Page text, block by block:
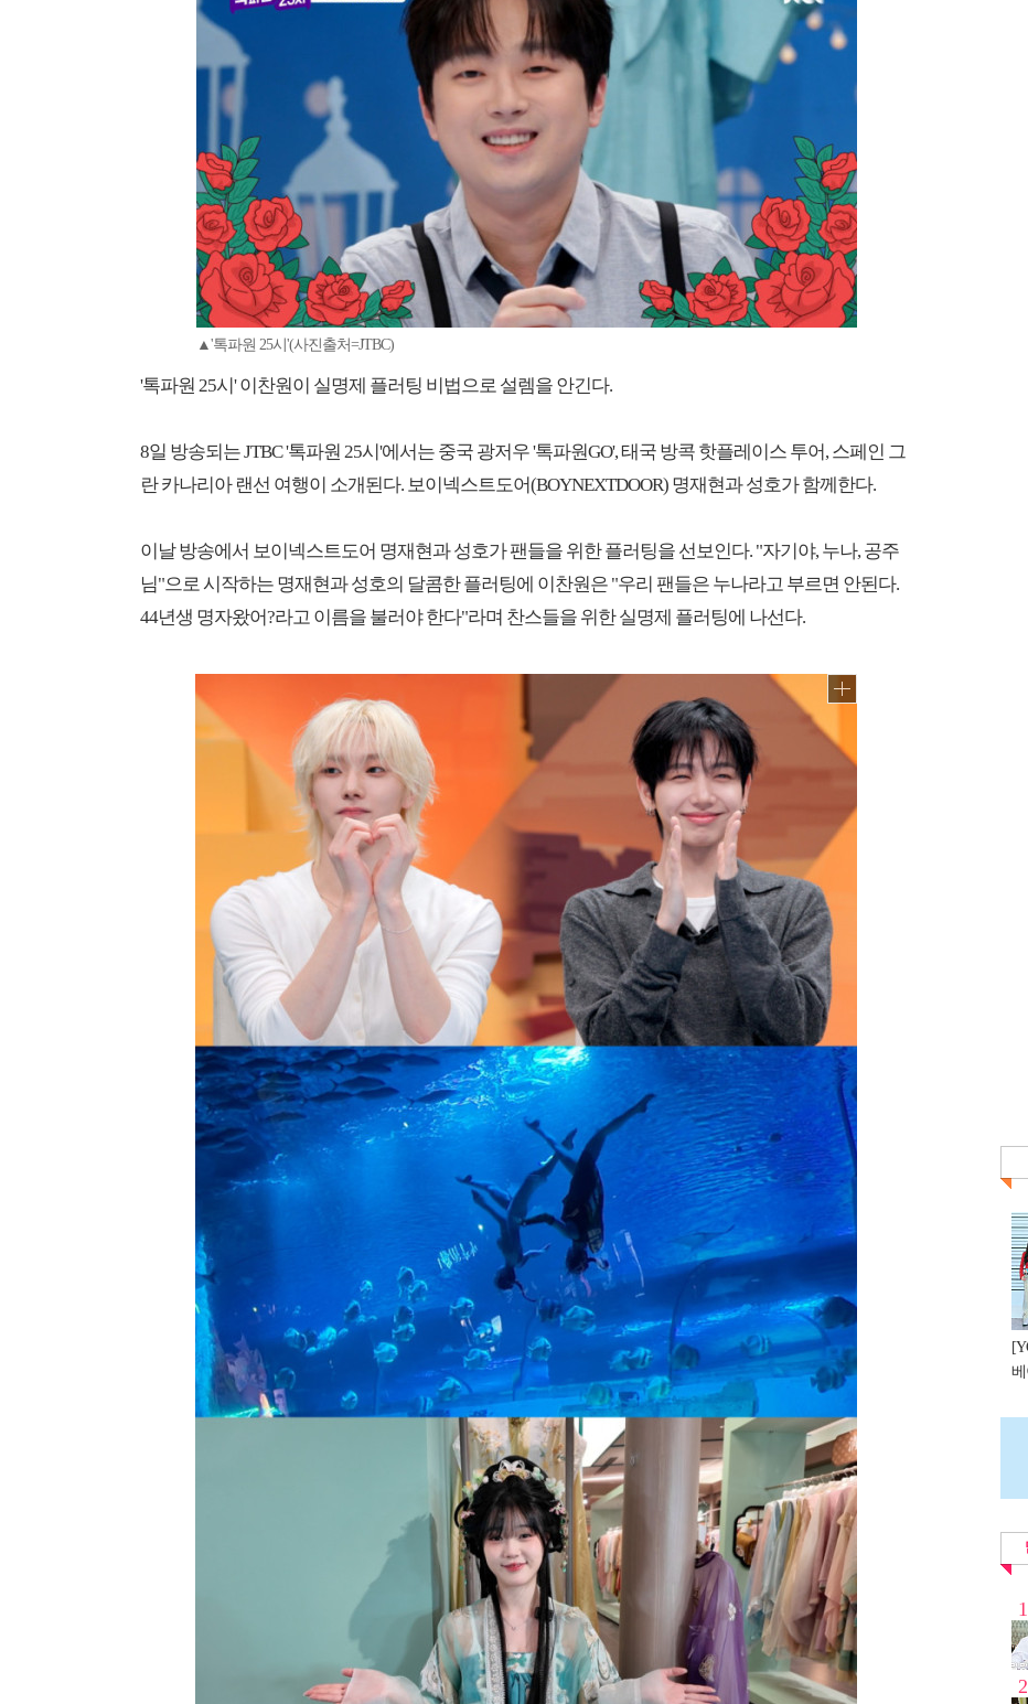
▲'톡파원 25시'(사진출처=JTBC)
'톡파원 25시' 이찬원이 실명제 플러팅 비법으로 설렘을 안긴다.
8일 방송되는 JTBC '톡파원 25시'에서는 중국 광저우 '톡파원GO', 태국 방콕 핫플레이스 투어, 스페인 그
란 카나리아 랜선 여행이 소개된다. 보이넥스트도어(BOYNEXTDOOR) 명재현과 성호가 함께한다.
이날 방송에서 보이넥스트도어 명재현과 성호가 팬들을 위한 플러팅을 선보인다. "자기야, 누나, 공주
님"으로 시작하는 명재현과 성호의 달콤한 플러팅에 이찬원은 "우리 팬들은 누나라고 부르면 안된다.
44년생 명자왔어?라고 이름을 불러야 한다"라며 찬스들을 위한 실명제 플러팅에 나선다.
1
2